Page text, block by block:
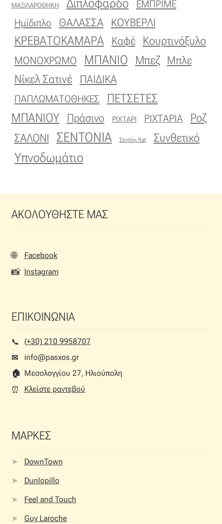
Οργάντζα διπλή
Οργάντζα με κέντημα
Οργάντζα με ταφτά
Οργάντζα με φλοκ
Οργάντζα μεταξωτή
Ταφτάς μεταξωτός
Φιλ-κουπέ
Φλάμα
Ψάθα
Όροι Χρήσης
Πληρωμές
ΜΑΞΙΛΑΡΟΘΗΚΗ Διπλόφαρδο
ΕΜΠΡΙΜΕ
Ημίδιπλο
ΘΑΛΑΣΣΑ ΚΟΥΒΕΡΛΙ
ΚΡΕΒΑΤΟΚΑΜΑΡΑ Καφέ Κουρτινόξυλο
ΜΟΝΟΧΡΩΜΟ ΜΠΑΝΙΟ Μπεζ Μπλε
Νίκελ Σατινέ ΠΑΙΔΙΚΑ
ΠΑΠΛΩΜΑΤΟΘΗΚΕΣ
ΠΕΤΣΕΤΕΣ
ΜΠΑΝΙΟΥ
Πράσινο ΡΙΧΤΑΡΙ ΡΙΧΤΑΡΙΑ Ροζ
ΣΑΛΟΝΙ ΣΕΝΤΟΝΙΑ Σεντόνι flat Συνθετικό
Υπνοδωμάτιο
ΑΚΟΛΟΥΘΗΣΤΕ ΜΑΣ
🌐 Facebook
📸 Instagram
ΕΠΙΚΟΙΝΩΝΙΑ
📞︎
(+30) 210 9958707
✉
info@pasxos.gr
🏠︎ Μεσολογγίου 27, Ηλιούπολη
⏰︎
Κλείστε ραντεβού
ΜΑΡΚΕΣ
DownTown
Dunlopillo
Feel and Touch
Guy Laroche